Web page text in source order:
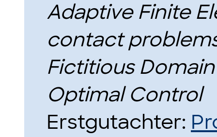
Adaptive Finite
contact
Fictitious
Optimal Control
Erstgutachter: